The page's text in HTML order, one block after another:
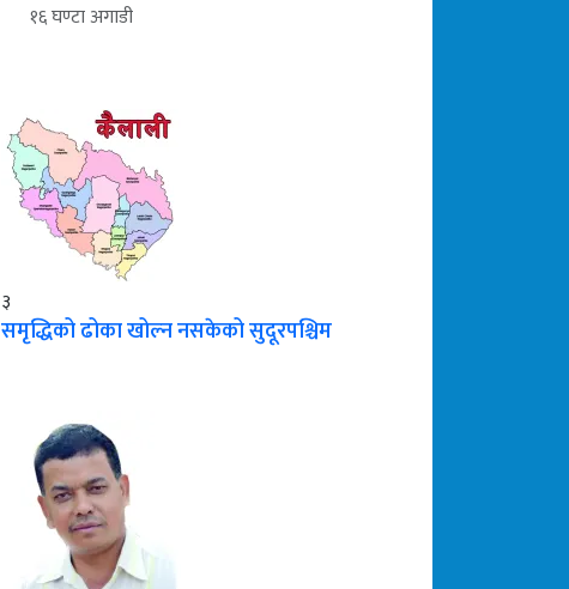
१६ घण्टा अगाडी
३
समृद्धिको ढोका खोल्न नसकेको सुदूरपश्चिम